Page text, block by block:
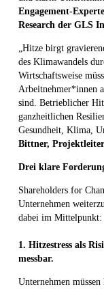
Engagement-
Research der GLS
„Hitze birgt
des Klimawandels
Wirtschaftsweise
Arbeitnehmer*innen
sind. Betrieblicher
ganzheitlichen
Gesundheit, Klima,
Bittner,
Drei klare
Shareholders for
Unternehmen
dabei im Mittelpunkt:
1. Hitzestress als
messbar.
Unternehmen